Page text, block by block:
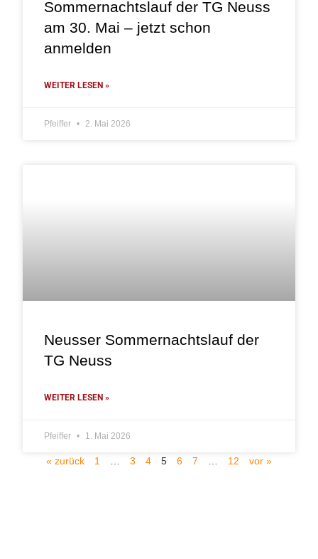
Sommernachtslauf der TG Neuss
am 30. Mai – jetzt schon
anmelden
WEITER LESEN »
Pfeiffer 2. Mai 2026
Neusser Sommernachtslauf der
TG Neuss
WEITER LESEN »
Pfeiffer 1. Mai 2026
« zurück 1 … 3 4 5 6 7 … 12 vor »